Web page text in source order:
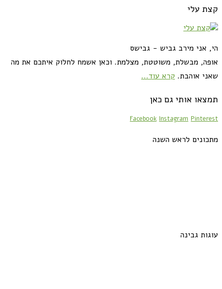
קצת עלי
הי, אני מירב גביש - גבישס
אופה, מבשלת, משוטטת, מצלמת. וכאן אשמח לחלוק איתכם את מה
שאני אוהבת. קרא עוד...
תמצאו אותי גם כאן
Facebook Instagram Pinterest
מתכונים לראש השנה
עוגות גבינה